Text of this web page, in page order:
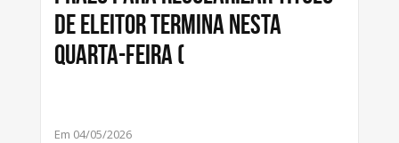
de eleitor termina nesta
quarta-feira (
Em 04/05/2026